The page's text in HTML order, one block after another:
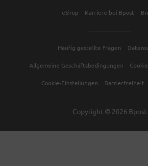
Häufig gestellte Fragen
Allgemeine Geschäftsbedingungen
Cookie-Einstellungen Barrierfreiheit
eShop Karriere bei Bpost
Copyright © 2026 Bpost